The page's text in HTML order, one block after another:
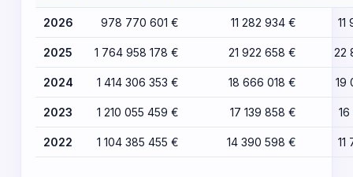
2026 978 770 601 € 11 282 934 € 11
2025 1 764 958 178 € 21 922 658 € 22
2024 1 414 306 353 € 18 666 018 € 19
2023 1 210 055 459 € 17 139 858 €
2022 1 104 385 455 € 14 390 598 € 11